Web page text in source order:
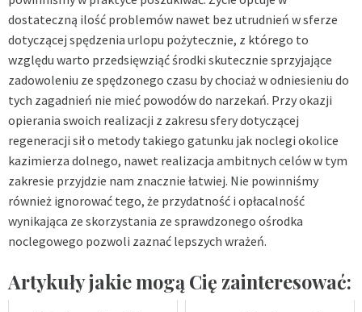
dostateczną ilość problemów nawet bez utrudnień w sferze
dotyczącej spędzenia urlopu pożytecznie, z którego to
względu warto przedsięwziąć środki skutecznie sprzyjające
zadowoleniu ze spędzonego czasu by chociaż w odniesieniu do
tych zagadnień nie mieć powodów do narzekań. Przy okazji
opierania swoich realizacji z zakresu sfery dotyczącej
regeneracji sił o metody takiego gatunku jak noclegi okolice
kazimierza dolnego, nawet realizacja ambitnych celów w tym
zakresie przyjdzie nam znacznie łatwiej. Nie powinniśmy
również ignorować tego, że przydatność i opłacalność
wynikająca ze skorzystania ze sprawdzonego ośrodka
noclegowego pozwoli zaznać lepszych wrażeń.
Artykuły jakie mogą Cię zainteresować: